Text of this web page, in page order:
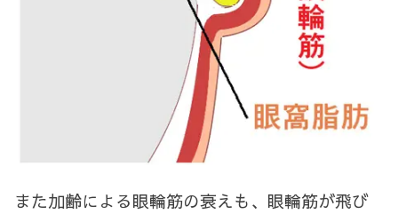
また加齢による眼輪筋の衰えも、眼輪筋が飛び